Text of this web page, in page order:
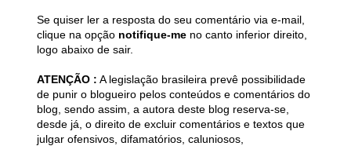
Se quiser ler a resposta do seu comentário via e-mail,
clique na opção notifique-me no canto inferior direito,
logo abaixo de sair.
ATENÇÃO : A legislação brasileira prevê possibilidade
de punir o blogueiro pelos conteúdos e comentários do
blog, sendo assim, a autora deste blog reserva-se,
desde já, o direito de excluir comentários e textos que
julgar ofensivos, difamatórios, caluniosos,